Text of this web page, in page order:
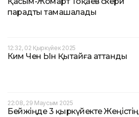
парадты тамашалады
12:32, 02 Қыркүйек 2025
Ким Чен Ын Қытайға аттанды
22:08, 29 Маусым 2025
Бейжіңде 3 қыркүйекте Жеңістің